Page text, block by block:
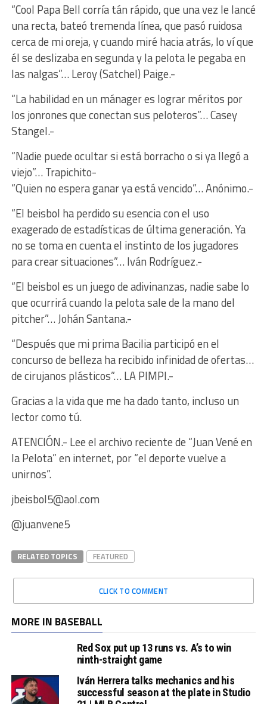
“Cool Papa Bell corría tán rápido, que una vez le lancé
una recta, bateó tremenda línea, que pasó ruidosa
cerca de mi oreja, y cuando miré hacia atrás, lo ví que
él se deslizaba en segunda y la pelota le pegaba en
las nalgas”… Leroy (Satchel) Paige.-
“La habilidad en un mánager es lograr méritos por
los jonrones que conectan sus peloteros”… Casey
Stangel.-
“Nadie puede ocultar si está borracho o si ya llegó a
viejo”… Trapichito-
“Quien no espera ganar ya está vencido”… Anónimo.-
“El beisbol ha perdido su esencia con el uso
exagerado de estadísticas de última generación. Ya
no se toma en cuenta el instinto de los jugadores
para crear situaciones”… Iván Rodríguez.-
“El beisbol es un juego de adivinanzas, nadie sabe lo
que ocurrirá cuando la pelota sale de la mano del
pitcher”… Johán Santana.-
“Después que mi prima Bacilia participó en el
concurso de belleza ha recibido infinidad de ofertas…
de cirujanos plásticos”… LA PIMPI.-
Gracias a la vida que me ha dado tanto, incluso un
lector como tú.
ATENCIÓN.- Lee el archivo reciente de “Juan Vené en
la Pelota” en internet, por “el deporte vuelve a
unirnos”.
jbeisbol5@aol.com
@juanvene5
RELATED TOPICS FEATURED
CLICK TO COMMENT
MORE IN BASEBALL
Red Sox put up 13 runs vs. A’s to win
ninth-straight game
Iván Herrera talks mechanics and his
successful season at the plate in Studio